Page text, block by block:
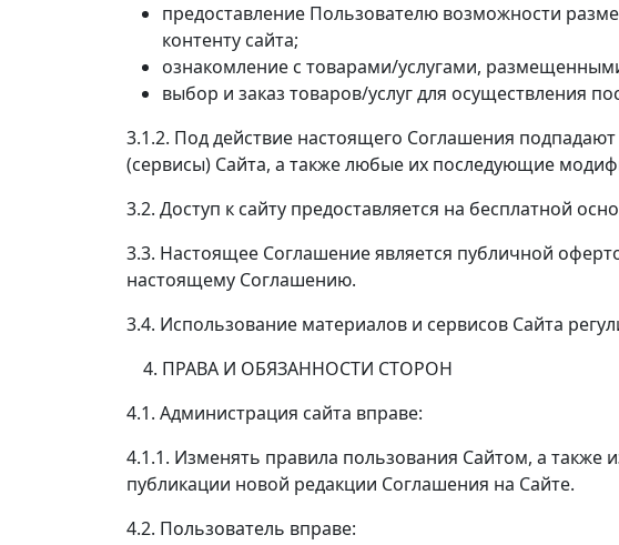
предоставление Пользователю возможности
контенту сайта;
ознакомление с товарами/услугами,
выбор и заказ товаров/услуг для осуществления
3.1.2. Под действие настоящего Соглашения
(сервисы) Сайта, а также любые их последующие
3.2. Доступ к сайту предоставляется на бесплатной
3.3. Настоящее Соглашение является публичной
настоящему Соглашению.
3.4. Использование материалов и сервисов Сайта
ПРАВА И ОБЯЗАННОСТИ СТОРОН
4.1. Администрация сайта вправе:
4.1.1. Изменять правила пользования Сайтом, а также
публикации новой редакции Соглашения на Сайте.
4.2. Пользователь вправе: